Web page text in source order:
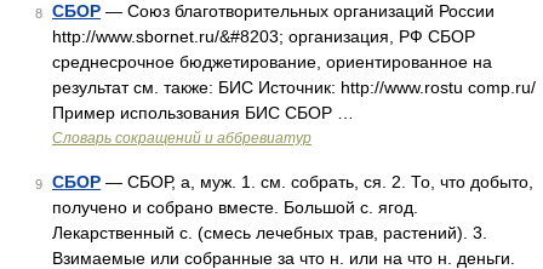
8 СБОР — Союз благотворительных организаций России
http://www.sbornet.ru/&#8203; организация, РФ СБОР
среднесрочное бюджетирование, ориентированное на
результат см. также: БИС Источник: http://www.rostu comp.ru/
Пример использования БИС СБОР …
Словарь сокращений и аббревиатур
9 СБОР — СБОР, а, муж. 1. см. собрать, ся. 2. То, что добыто,
получено и собрано вместе. Большой с. ягод.
Лекарственный с. (смесь лечебных трав, растений). 3.
Взимаемые или собранные за что н. или на что н. деньги.